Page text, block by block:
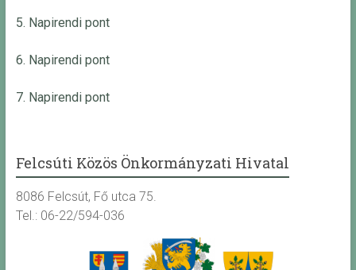
5. Napirendi pont
6. Napirendi pont
7. Napirendi pont
Felcsúti Közös Önkormányzati Hivatal
8086 Felcsút, Fő utca 75.
Tel.: 06-22/594-036